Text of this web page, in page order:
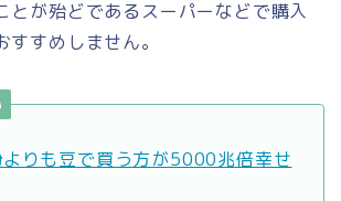
とが殆どであるスーパーなどで購入
すめしません。
りも豆で買う方が5000兆倍幸せ